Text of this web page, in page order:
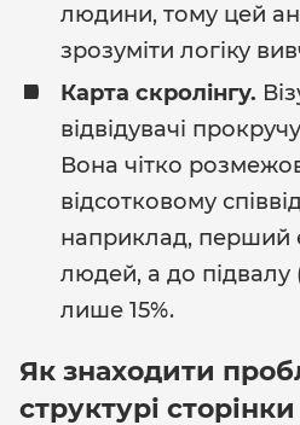
людини, тому цей
зрозуміти логіку
Карта скролінгу.
відвідувачі
Вона чітко
відсотковому
наприклад, перший
людей, а до підвалу
лише 15%.
Як знаходити
структурі